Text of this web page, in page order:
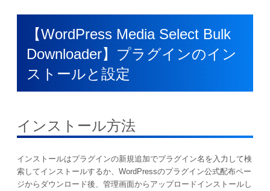
【WordPress Media Select Bulk
Downloader】プラグインのイン
ストールと設定
インストール方法
インストールはプラグインの新規追加でプラグイン名を入力して検
索してインストールするか、WordPressのプラグイン公式配布ペー
ジからダウンロード後、管理画面からアップロードインストールし